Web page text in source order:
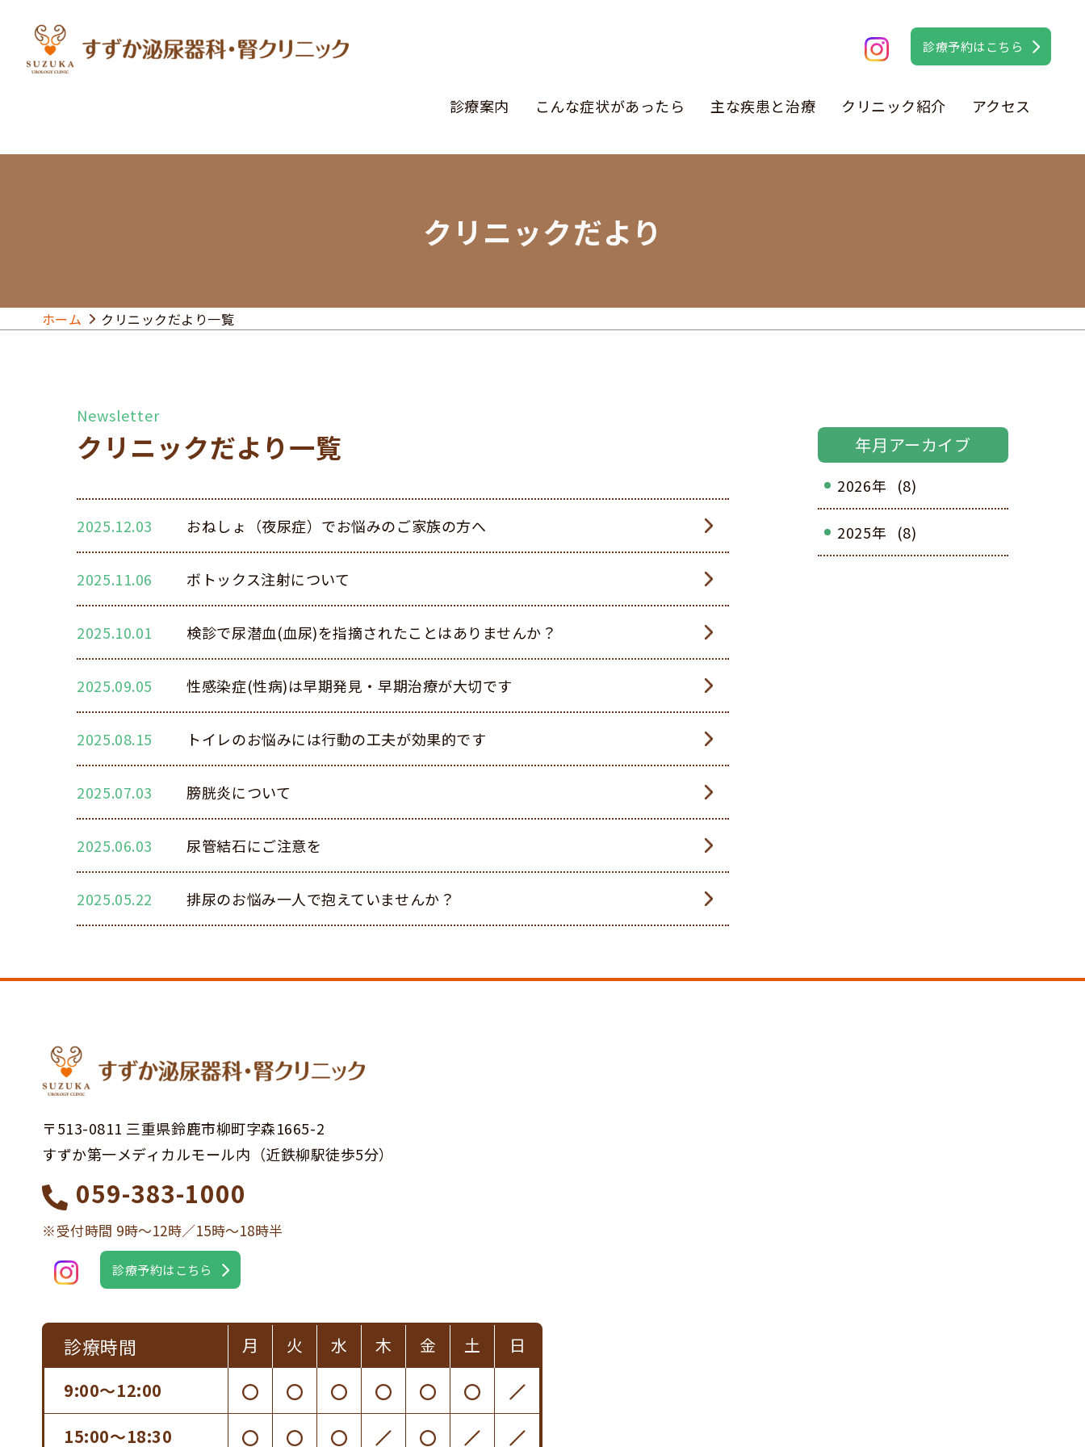
診療予約はこちら
診療案内 こんな症状があったら 主な疾患と治療 クリニック紹介 アクセス
こんな症状があったら
主な疾患と治療
クリニックだより
ホーム クリニックだより一覧
クリニックだより一覧
2025.12.03 おねしょ（夜尿症）でお悩みのご家族の方へ
2025.11.06 ボトックス注射について
2025.10.01 検診で尿潜血(血尿)を指摘されたことはありませんか？
2025.09.05 性感染症(性病)は早期発見・早期治療が大切です
2025.08.15 トイレのお悩みには行動の工夫が効果的です
2025.07.03 膀胱炎について
2025.06.03 尿管結石にご注意を
2025.05.22 排尿のお悩み一人で抱えていませんか？
年月アーカイブ
2026年 (8)
2025年 (8)
〒513-0811 三重県鈴鹿市柳町字森1665-2
すずか第一メディカルモール内 （近鉄柳駅徒歩5分）
059-383-1000
※受付時間 9時〜12時／15時〜18時半
診療予約はこちら
診療時間 月 火 水 木 金 土
日
9:00〜12:00
15:00〜18:30